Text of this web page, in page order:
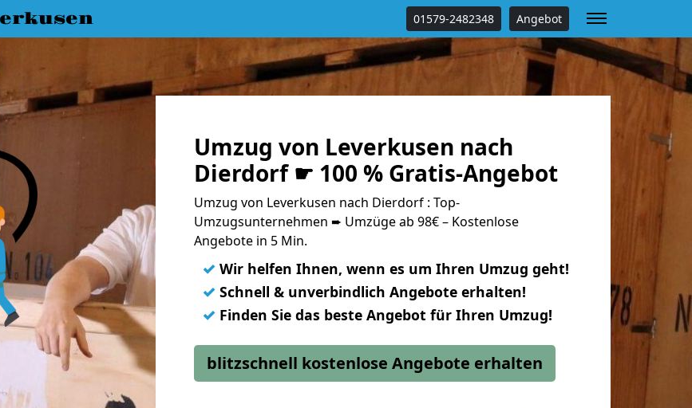
01579-2482348 Angebot
Umzug von Leverkusen nach
Dierdorf ☛ 100 % Gratis-Angebot
Umzug von Leverkusen nach Dierdorf : Top-
Umzugsunternehmen ➨ Umzüge ab 98€ – Kostenlose
Angebote in 5 Min.
✓ Wir helfen Ihnen, wenn es um Ihren Umzug geht!
✓ Schnell & unverbindlich Angebote erhalten!
✓ Finden Sie das beste Angebot für Ihren Umzug!
blitzschnell kostenlose Angebote erhalten